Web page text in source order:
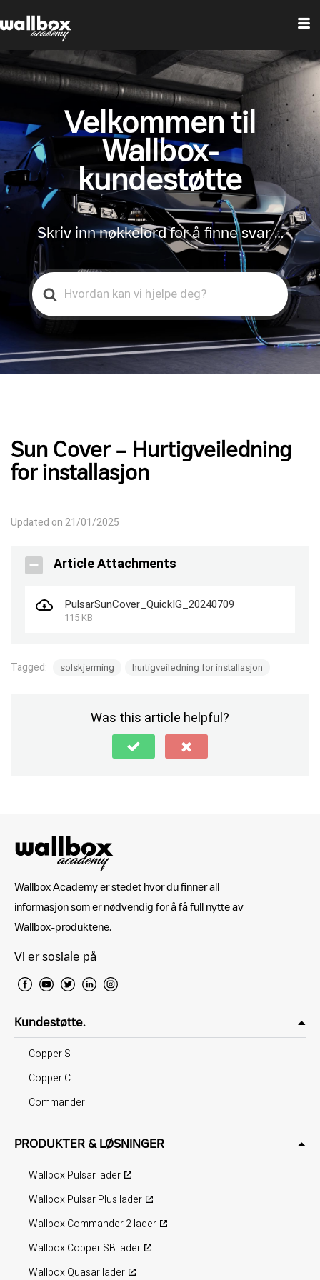
Velkommen til
Wallbox-
kundestøtte
Skriv inn nøkkelord for å finne svar …
Search
For
Sun Cover – Hurtigveiledning
for installasjon
Updated on 21/01/2025
Article Attachments
PulsarSunCover_QuickIG_20240709
115 KB
Tagged: solskjerming hurtigveiledning for installasjon
Was this article helpful?
Wallbox Academy er stedet hvor du finner all
informasjon som er nødvendig for å få full nytte av
Wallbox-produktene.
Vi er sosiale på
Kundestøtte.
Copper S
Copper C
Commander
PRODUKTER & LØSNINGER
Wallbox Pulsar lader
Wallbox Pulsar Plus lader
Wallbox Commander 2 lader
Wallbox Copper SB lader
Wallbox Quasar lader